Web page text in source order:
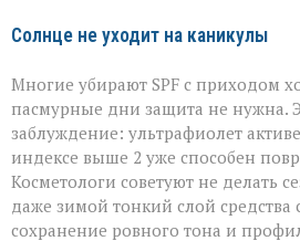
Солнце не уходит на каникулы
Многие убирают SPF с приходом
пасмурные дни защита не нужна.
заблуждение: ультрафиолет
индексе выше 2 уже способен
Косметологи советуют не делать
даже зимой тонкий слой средства
сохранение ровного тона и